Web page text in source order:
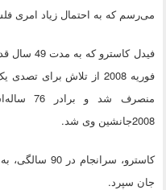
می‌رسم که به احتمال زیاد امری فلسفی
فوریه 2008 از تلاش
2008جانشین وی شد.
کاسترو،
جان سپرد.